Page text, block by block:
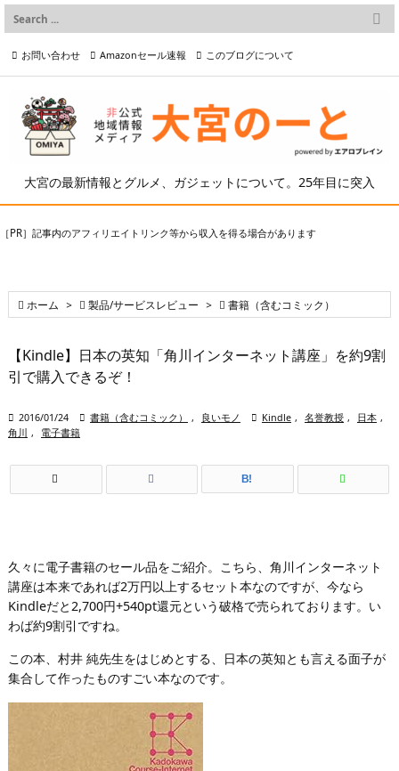
大宮の最新情報とグルメ、ガジェットについて。25年目に突入

メニュー

検索
お問い合わせ Amazonセール速報 このブログについて
プライバシーポリシー等
［PR］記事内のアフィリエイトリンク等から収入を得る場合があります
 ホーム >  製品/サービスレビュー >  書籍（含むコミック）
【Kindle】日本の英知「角川インターネット講座」を約9割
引で購入できるぞ！
 2016/01/24  書籍（含むコミック） , 良いモノ  Kindle , 名誉教授 , 日本 ,
角川 , 電子書籍
B!
久々に電子書籍のセール品をご紹介。こちら、角川インターネット
講座は本来であれば2万円以上するセット本なのですが、今なら
Kindleだと2,700円+540pt還元という破格で売られております。い
わば約9割引ですね。
この本、村井 純先生をはじめとする、日本の英知とも言える面子が
集合して作ったものすごい本なのです。